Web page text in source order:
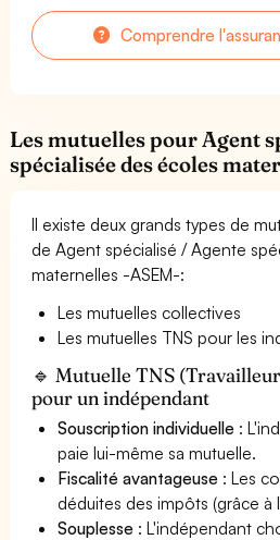
Comprendre
Les mutuelles pour Agent
spécialisée des écoles
Il existe deux grands types de
de Agent spécialisé / Agente
maternelles -ASEM-:
Les mutuelles collectives
Les mutuelles TNS pour les
🔹 Mutuelle TNS
pour un indépendant
Souscription individuelle :
paie lui-même sa mutuelle.
Fiscalité avantageuse : Les
déduites des impôts (grâce à
Souplesse : L'indépendant